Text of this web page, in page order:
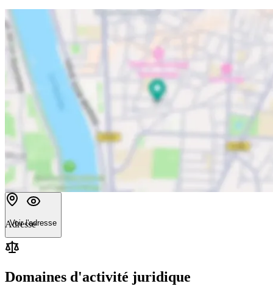
Voir l'adresse
Adresse
Domaines d'activité juridique